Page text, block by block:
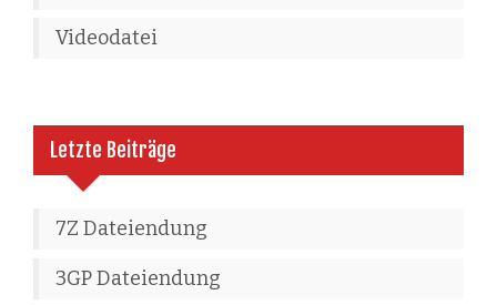
Videodatei
Letzte Beiträge
7Z Dateiendung
3GP Dateiendung